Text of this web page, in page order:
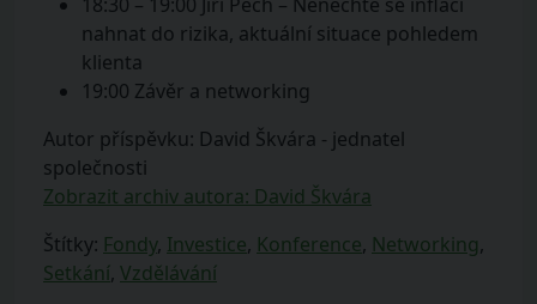
18:30 – 19:00 Jiří Pech – Nenechte se inflací
nahnat do rizika, aktuální situace pohledem
klienta
19:00 Závěr a networking
Autor příspěvku: David Škvára - jednatel
společnosti
Zobrazit archiv autora: David Škvára
Štítky: Fondy, Investice, Konference, Networking,
Setkání, Vzdělávání